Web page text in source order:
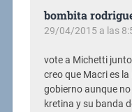
bombita
29/04/2015 a las
vote a Michetti
creo que Macri es
gobierno aunque
kretina y su banda